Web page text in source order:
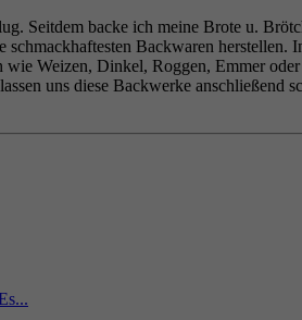
Seitdem backe ich meine Brote u.
Backwaren herstellen.
Weizen, Dinkel, Roggen, Emmer
uns diese Backwerke anschließend